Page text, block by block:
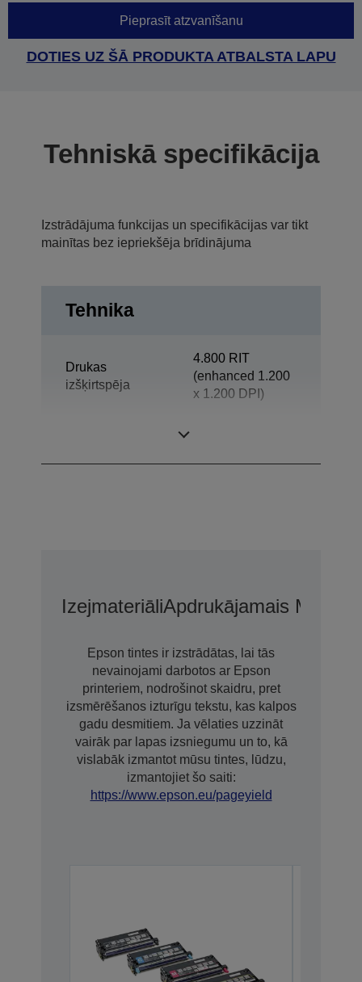
Pieprasīt atzvanīšanu
DOTIES UZ ŠĀ PRODUKTA ATBALSTA LAPU
Tehniskā specifikācija
Izstrādājuma funkcijas un specifikācijas var tikt
mainītas bez iepriekšēja brīdinājuma
Tehnika
Drukas
izšķirtspēja
4.800 RIT
(enhanced 1.200
x 1.200 DPI)
IzejmateriāliApdrukājamais
Epson tintes ir izstrādātas, lai tās
nevainojami darbotos ar Epson
printeriem, nodrošinot skaidru, pret
izsmērēšanos izturīgu tekstu, kas kalpos
gadu desmitiem. Ja vēlaties uzzināt
vairāk par lapas izsniegumu un to, kā
vislabāk izmantot mūsu tintes, lūdzu,
izmantojiet šo saiti:
https://www.epson.eu/pageyield